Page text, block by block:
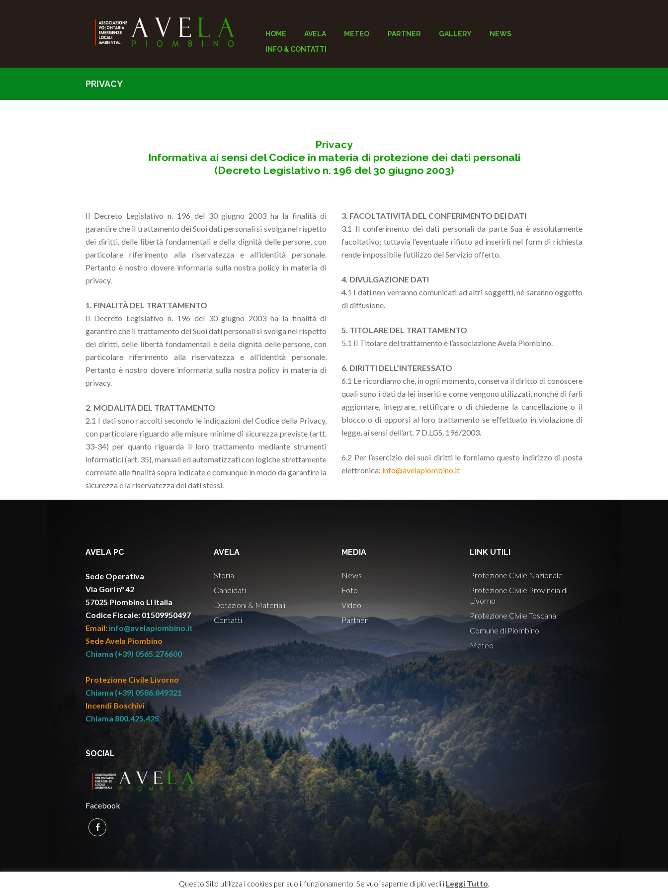
HOME AVELA METEO PARTNER GALLERY
NEWS
INFO & CONTATTI
PRIVACY
Privacy
Informativa ai sensi del Codice in materia di protezione dei dati personali
(Decreto Legislativo n. 196 del 30 giugno 2003)
Il Decreto Legislativo n. 196 del 30 giugno 2003 ha la finalità di
garantire che il trattamento dei Suoi dati personali si svolga nel rispetto
dei diritti, delle libertà fondamentali e della dignità delle persone, con
particolare riferimento alla riservatezza e all’identità personale.
Pertanto è nostro dovere informarla sulla nostra policy in materia di
privacy.
1. FINALITÀ DEL TRATTAMENTO
Il Decreto Legislativo n. 196 del 30 giugno 2003 ha la finalità di
garantire che il trattamento dei Suoi dati personali si svolga nel rispetto
dei diritti, delle libertà fondamentali e della dignità delle persone, con
particolare riferimento alla riservatezza e all’identità personale.
Pertanto è nostro dovere informarla sulla nostra policy in materia di
privacy.
2. MODALITÀ DEL TRATTAMENTO
2.1 I dati sono raccolti secondo le indicazioni del Codice della Privacy,
con particolare riguardo alle misure minime di sicurezza previste (artt.
33-34) per quanto riguarda il loro trattamento mediante strumenti
informatici (art. 35), manuali ed automatizzati con logiche strettamente
correlate alle finalità sopra indicate e comunque in modo da garantire la
sicurezza e la riservatezza dei dati stessi.
3. FACOLTATIVITÀ DEL CONFERIMENTO DEI DATI
3.1 Il conferimento dei dati personali da parte Sua è assolutamente
facoltativo; tuttavia l’eventuale rifiuto ad inserirli nel form di richiesta
rende impossibile l’utilizzo del Servizio offerto.
4. DIVULGAZIONE DATI
4.1 I dati non verranno comunicati ad altri soggetti, né saranno oggetto
di diffusione.
5. TITOLARE DEL TRATTAMENTO
5.1 Il Titolare del trattamento è l’associazione Avela Piombino.
6. DIRITTI DELL’INTERESSATO
6.1 Le ricordiamo che, in ogni momento, conserva il diritto di conoscere
quali sono i dati da lei inseriti e come vengono utilizzati, nonché di farli
aggiornare, integrare, rettificare o di chiederne la cancellazione o il
blocco o di opporsi al loro trattamento se effettuato in violazione di
legge, ai sensi dell’art. 7 D.LGS. 196/2003.
6.2 Per l’esercizio dei suoi diritti le forniamo questo indirizzo di posta
elettronica: info@avelapiombino.it
AVELA PC
Sede Operativa
Via Gori n° 42
57025 Piombino LI Italia
Codice Fiscale: 01509950497
Email: info@avelapiombino.it
Sede Avela Piombino
Chiama (+39) 0565.276600
Protezione Civile Livorno
Chiama (+39) 0586.849321
Incendi Boschivi
Chiama 800.425.425
AVELA
Storia
Candidati
Dotazioni & Materiali
Contatti
MEDIA
News
Foto
Video
Partner
LINK UTILI
Protezione Civile Nazionale
Protezione Civile Provincia di
Livorno
Protezione Civile Toscana
Comune di Piombino
Meteo
SOCIAL
Facebook
Questo Sito utilizza i cookies per suo il funzionamento. Se vuoi saperne di più vedi i Leggi Tutto.